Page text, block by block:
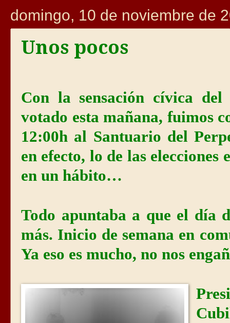
domingo, 10 de noviembre de
Unos pocos
Con la sensación cívica
votado esta mañana, fuimos
12:00h al Santuario del
en efecto, lo de las elecciones
en un hábito…
Todo apuntaba a que el día
más. Inicio de semana en
Ya eso es mucho, no nos